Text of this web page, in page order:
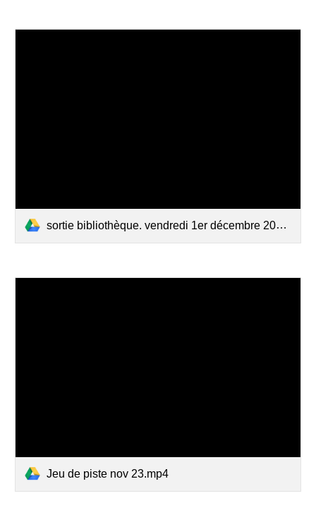
sortie bibliothèque. vendredi 1er décembre 2023.mp4
Jeu de piste nov 23.mp4